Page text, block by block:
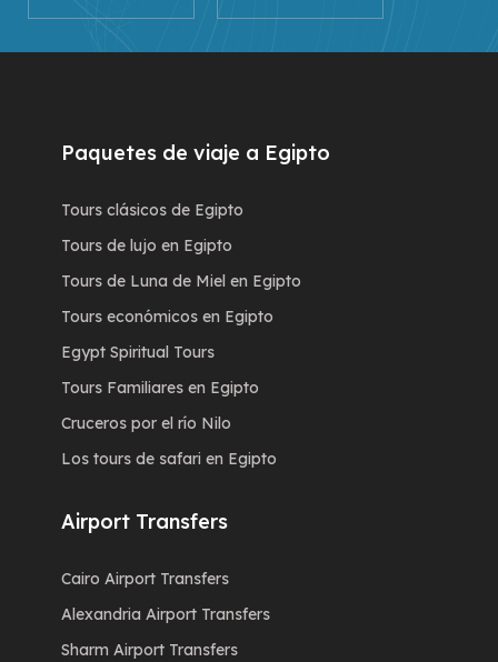
Paquetes de viaje a Egipto
Tours clásicos de Egipto
Tours de lujo en Egipto
Tours de Luna de Miel en Egipto
Tours económicos en Egipto
Egypt Spiritual Tours
Tours Familiares en Egipto
Cruceros por el río Nilo
Los tours de safari en Egipto
Airport Transfers
Cairo Airport Transfers
Alexandria Airport Transfers
Sharm Airport Transfers